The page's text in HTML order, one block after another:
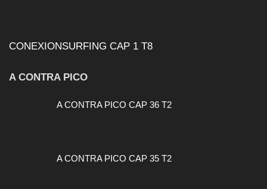
CONEXIONSURFING CAP 1 T8
A CONTRA PICO
A CONTRA PICO CAP 36 T2
A CONTRA PICO CAP 35 T2